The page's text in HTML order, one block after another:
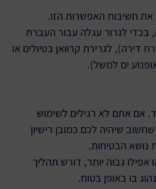
חשיבות האפשרות הזו.
בכדי לגרור עגלה עבור העברת
דירה), לגרירת קרוואן בטיולים או
ים למשל).
אם אתם לא רגילים לשימוש
שיהיה לכם כמובן רישיון
נושא הבטיחות.
גבוה יותר, דורש תהליך
בו באופן בטוח.